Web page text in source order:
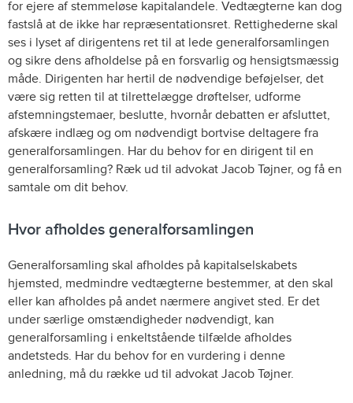
for ejere af stemmeløse kapitalandele. Vedtægterne kan dog
fastslå at de ikke har repræsentationsret. Rettighederne skal
ses i lyset af dirigentens ret til at lede generalforsamlingen
og sikre dens afholdelse på en forsvarlig og hensigtsmæssig
måde. Dirigenten har hertil de nødvendige beføjelser, det
være sig retten til at tilrettelægge drøftelser, udforme
afstemningstemaer, beslutte, hvornår debatten er afsluttet,
afskære indlæg og om nødvendigt bortvise deltagere fra
generalforsamlingen. Har du behov for en dirigent til en
generalforsamling? Ræk ud til advokat Jacob Tøjner, og få en
samtale om dit behov.
Hvor afholdes generalforsamlingen
Generalforsamling skal afholdes på kapitalselskabets
hjemsted, medmindre vedtægterne bestemmer, at den skal
eller kan afholdes på andet nærmere angivet sted. Er det
under særlige omstændigheder nødvendigt, kan
generalforsamling i enkeltstående tilfælde afholdes
andetsteds. Har du behov for en vurdering i denne
anledning, må du række ud til advokat Jacob Tøjner.